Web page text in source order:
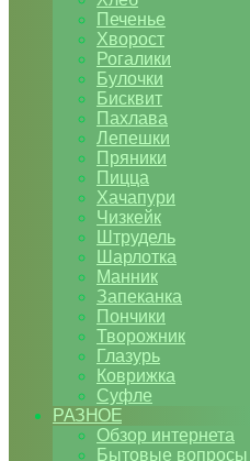
Печенье
Хворост
Рогалики
Булочки
Бисквит
Пахлава
Лепешки
Пряники
Пицца
Хачапури
Чизкейк
Штрудель
Шарлотка
Манник
Запеканка
Пончики
Творожник
Глазурь
Коврижка
Суфле
РАЗНОЕ
Обзор интернета
Бытовые вопросы